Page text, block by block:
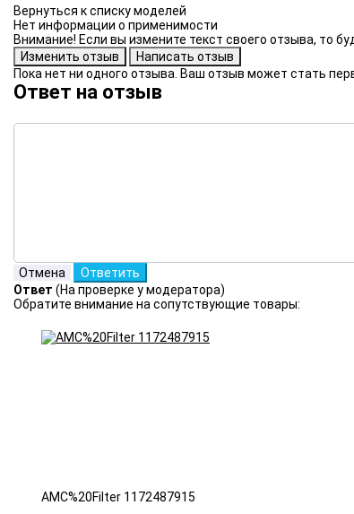
Нет информации о применимости
Внимание! Если вы измените текст своего отзыва, то
Пока нет ни одного отзыва. Ваш отзыв может стать
Ответ на отзыв
Ответ (На проверке у модератора)
Обратите внимание на сопутствующие товары:
AMC%20Filter 1172487915